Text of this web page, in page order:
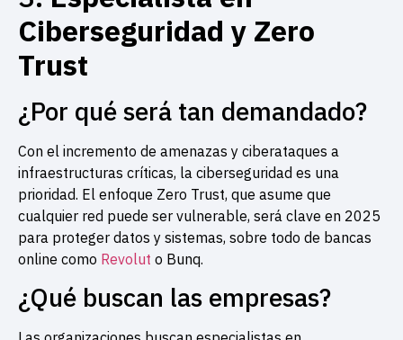
Ciberseguridad y Zero
Trust
¿Por qué será tan demandado?
Con el incremento de amenazas y ciberataques a
infraestructuras críticas, la ciberseguridad es una
prioridad. El enfoque Zero Trust, que asume que
cualquier red puede ser vulnerable, será clave en 2025
para proteger datos y sistemas, sobre todo de bancas
online como Revolut o Bunq.
¿Qué buscan las empresas?